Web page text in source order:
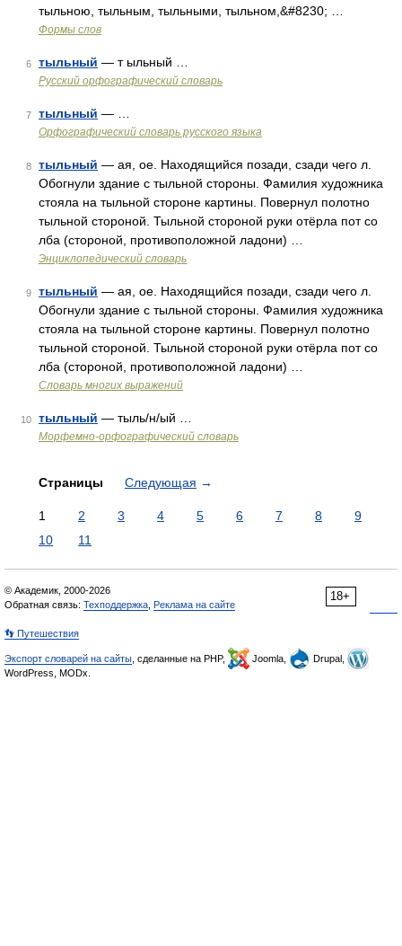
тыльною, тыльным, тыльными, тыльном,&#8230; …
Формы слов
6 тыльный — т ыльный …
Русский орфографический словарь
7 тыльный — …
Орфографический словарь русского языка
8 тыльный — ая, ое. Находящийся позади, сзади чего л.
Обогнули здание с тыльной стороны. Фамилия художника
стояла на тыльной стороне картины. Повернул полотно
тыльной стороной. Тыльной стороной руки отёрла пот со
лба (стороной, противоположной ладони) …
Энциклопедический словарь
9 тыльный — ая, ое. Находящийся позади, сзади чего л.
Обогнули здание с тыльной стороны. Фамилия художника
стояла на тыльной стороне картины. Повернул полотно
тыльной стороной. Тыльной стороной руки отёрла пот со
лба (стороной, противоположной ладони) …
Словарь многих выражений
10 тыльный — тыль/н/ый …
Морфемно-орфографический словарь
Страницы Следующая →
1 2 3 4 5 6 7 8
9
10
11
18+
© Академик, 2000-2026
Обратная связь: Техподдержка Реклама на сайте
👣 Путешествия
Экспорт словарей на сайты , сделанные на PHP, Joomla,
Drupal,
WordPress, MODx.